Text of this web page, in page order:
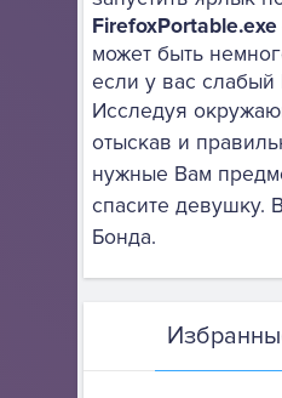
FirefoxPortable.exe
может быть
если у вас слабый
Исследуя
отыскав и
нужные Вам
спасите девушку.
Бонда.